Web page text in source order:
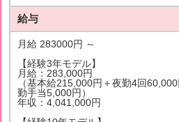
給与
月給 283000円 ～
【経験3年モデル】
月給：283,000円
（基本給215,000円＋夜勤4回
勤手当5,000円）
年収：4,041,000円